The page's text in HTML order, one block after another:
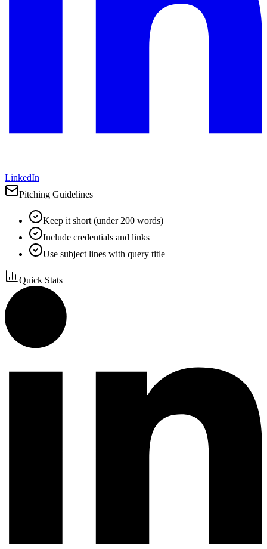
LinkedIn
Pitching Guidelines
Keep it short (under 200 words)
Include credentials and links
Use subject lines with query title
Quick Stats